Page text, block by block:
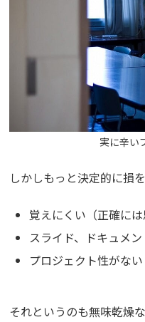
実に辛い
しかしもっと決定的に損
覚えにくい（正確には
スライド、ドキュメ
プロジェクト性がない
それというのも無味乾燥